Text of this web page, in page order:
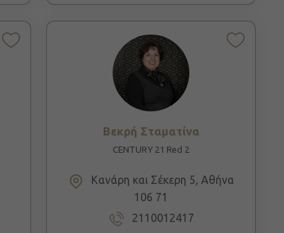
Βεκρή Σταματίνα
CENTURY 21 Red 2
Κανάρη και Σέκερη 5, Αθήνα
106 71
2110012417